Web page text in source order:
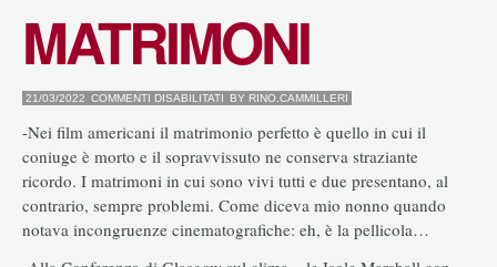
MATRIMONI
21/03/2022 COMMENTI DISABILITATI SU
BY RINO.CAMMILLERI
-Nei film americani il matrimonio perfetto è quello in cui il
coniuge è morto e il sopravvissuto ne conserva straziante
ricordo. I matrimoni in cui sono vivi tutti e due presentano, al
contrario, sempre problemi. Come diceva mio nonno quando
notava incongruenze cinematografiche: eh, è la pellicola…